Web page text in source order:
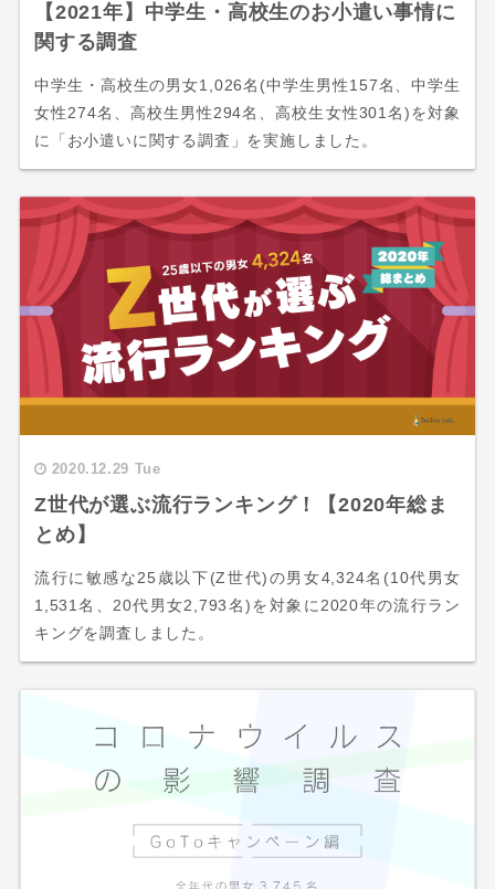
【2021年】中学生・高校生のお小遣い事情に
関する調査
中学生・高校生の男女1,026名(中学生男性157名、中学生
女性274名、高校生男性294名、高校生女性301名)を対象
に「お小遣いに関する調査」を実施しました。
2020.12.29 Tue
Z世代が選ぶ流行ランキング！【2020年総ま
とめ】
流行に敏感な25歳以下(Z世代)の男女4,324名(10代男女
1,531名、20代男女2,793名)を対象に2020年の流行ラン
キングを調査しました。